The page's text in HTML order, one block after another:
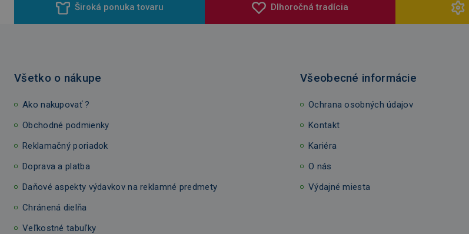
Široká ponuka tovaru Dlhoročná tradícia
Všetko o nákupe
Ako nakupovať ?
Obchodné podmienky
Reklamačný poriadok
Doprava a platba
Daňové aspekty výdavkov na reklamné predmety
Chránená dielňa
Veľkostné tabuľky
Všeobecné informácie
Ochrana osobných údajov
Kontakt
Kariéra
O nás
Výdajné miesta